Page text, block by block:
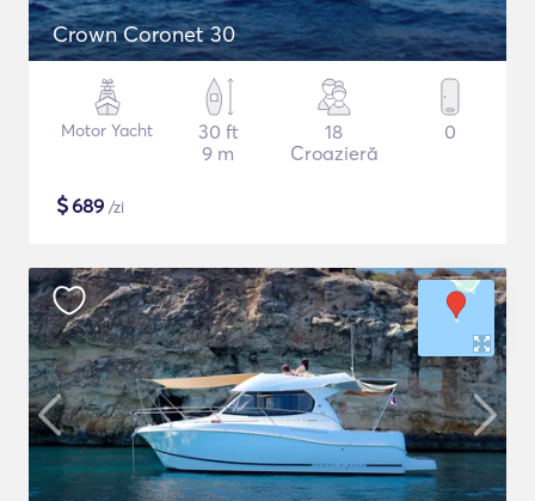
Crown Coronet 30
Motor Yacht
30 ft
9 m
18
Croazieră
0
$689 /zi